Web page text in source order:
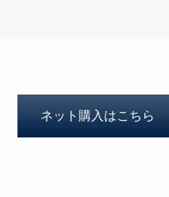
ネット購入はこちら